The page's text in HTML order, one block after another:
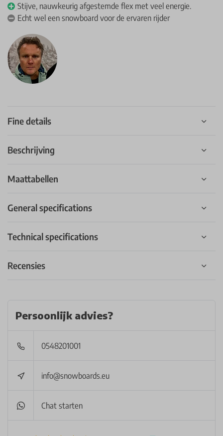
Stijve, nauwkeurig afgestemde flex met veel energie.
Echt wel een snowboard voor de ervaren rijder
Fine details
Beschrijving
Maattabellen
General specifications
Technical specifications
Recensies
Persoonlijk advies?
0548201001
info@snowboards.eu
Chat starten